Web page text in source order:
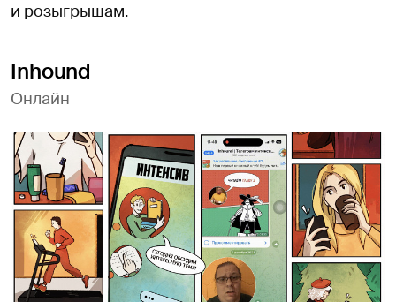
и розыгрышам.
Inhound
Онлайн